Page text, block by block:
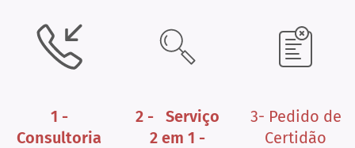
1 -
Consultoria
2 - Serviço
2 em 1 -
3- Pedido de
Certidão